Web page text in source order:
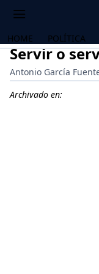
HOME POLÍTICA
Servir o
Antonio García
Archivado en: